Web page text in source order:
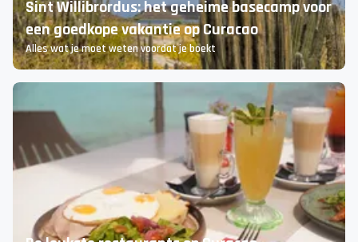
Sint Willibrordus: het geheime basecamp voor
een goedkope vakantie op Curacao
Alles wat je moet weten voordat je boekt